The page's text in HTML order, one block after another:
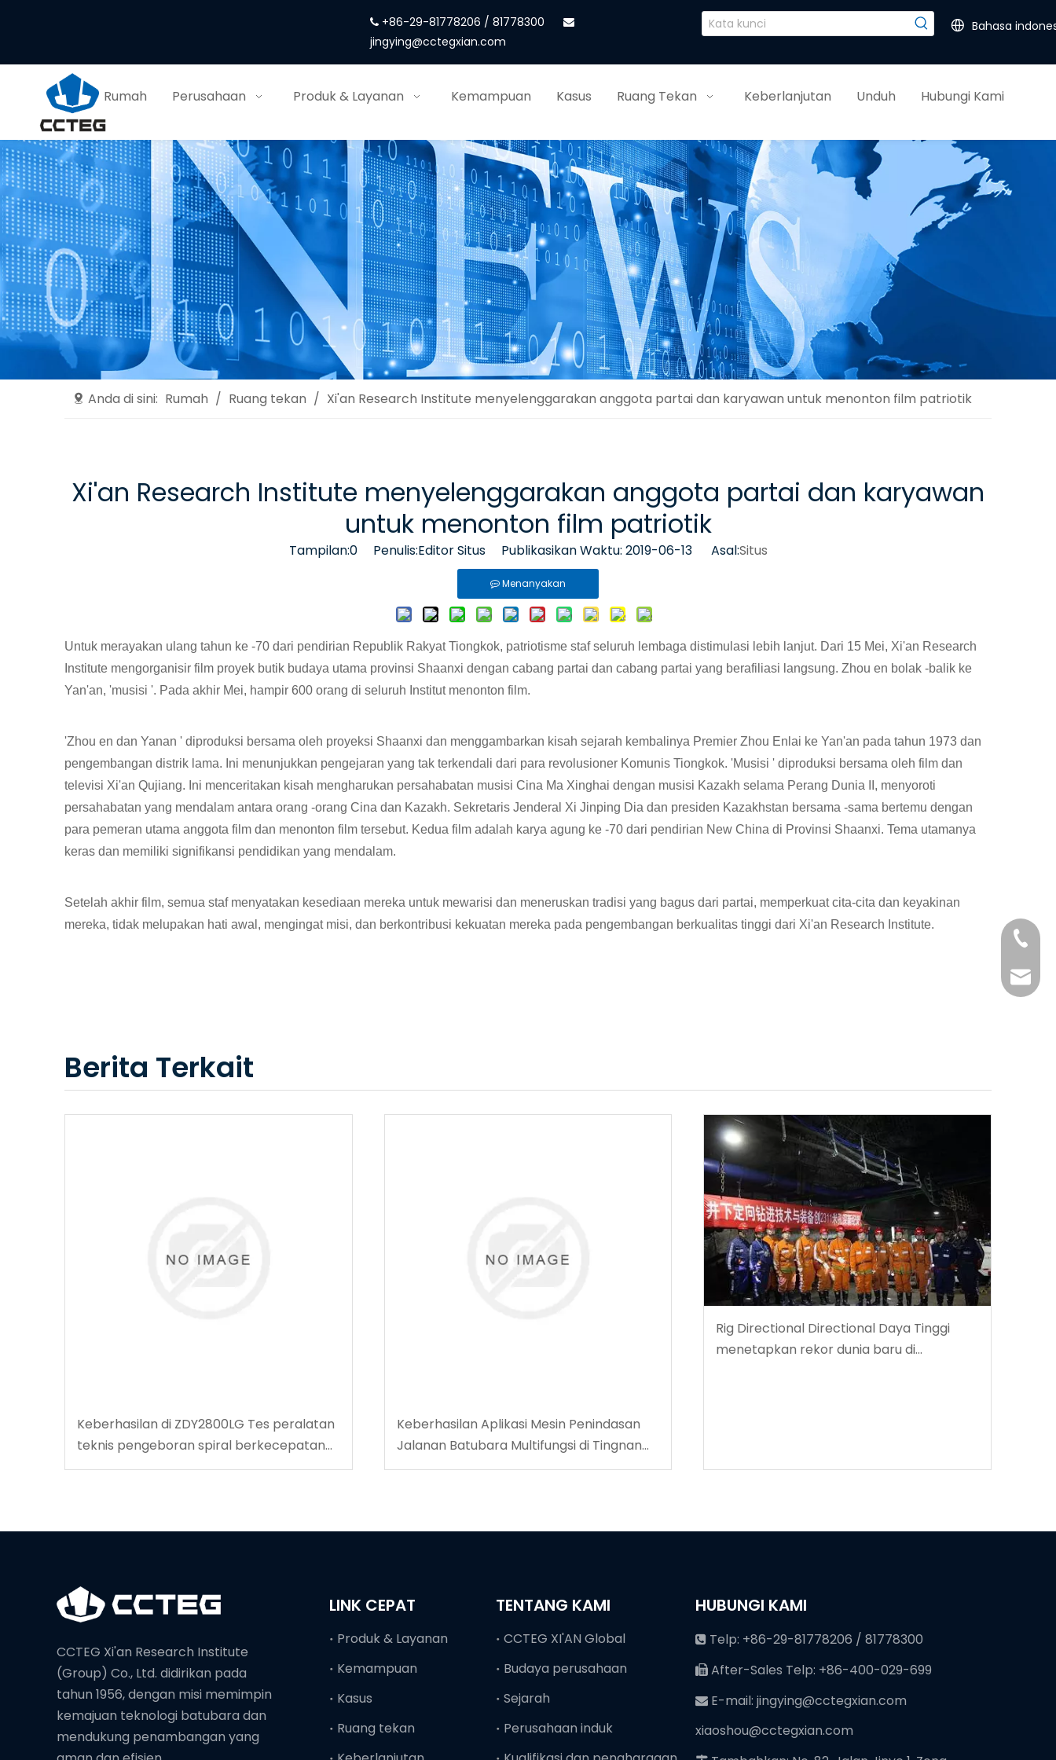
 +86-29-81778206 / 81778300
jingying@cctegxian.com
Bahasa
Rumah Perusahaan Produk & Layanan Kemampuan Kasus Ruang Tekan Keberlanjutan Unduh Hubungi Kami
Anda di sini: Rumah / Ruang tekan / Xi'an Research Institute menyelenggarakan anggota partai dan karyawan untuk menonton film patriotik
Xi'an Research Institute menyelenggarakan anggota partai dan karyawan
untuk menonton film patriotik
Tampilan:0Penulis:Editor Situs Publikasikan Waktu: 2019-06-13 Asal:Situs
Menanyakan
Untuk merayakan ulang tahun ke -70 dari pendirian Republik Rakyat Tiongkok, patriotisme staf seluruh lembaga distimulasi lebih lanjut. Dari 15 Mei, Xi'an Research
Institute mengorganisir film proyek butik budaya utama provinsi Shaanxi dengan cabang partai dan cabang partai yang berafiliasi langsung. Zhou en bolak -balik ke
Yan'an, 'musisi '. Pada akhir Mei, hampir 600 orang di seluruh Institut menonton film.
'Zhou en dan Yanan ' diproduksi bersama oleh proyeksi Shaanxi dan menggambarkan kisah sejarah kembalinya Premier Zhou Enlai ke Yan'an pada tahun 1973 dan
pengembangan distrik lama. Ini menunjukkan pengejaran yang tak terkendali dari para revolusioner Komunis Tiongkok. 'Musisi ' diproduksi bersama oleh film dan
televisi Xi'an Qujiang. Ini menceritakan kisah mengharukan persahabatan musisi Cina Ma Xinghai dengan musisi Kazakh selama Perang Dunia II, menyoroti
persahabatan yang mendalam antara orang -orang Cina dan Kazakh. Sekretaris Jenderal Xi Jinping Dia dan presiden Kazakhstan bersama -sama bertemu dengan
para pemeran utama anggota film dan menonton film tersebut. Kedua film adalah karya agung ke -70 dari pendirian New China di Provinsi Shaanxi. Tema utamanya
keras dan memiliki signifikansi pendidikan yang mendalam.
Setelah akhir film, semua staf menyatakan kesediaan mereka untuk mewarisi dan meneruskan tradisi yang bagus dari partai, memperkuat cita-cita dan keyakinan
mereka, tidak melupakan hati awal, mengingat misi, dan berkontribusi kekuatan mereka pada pengembangan berkualitas tinggi dari Xi'an Research Institute.
Berita Terkait
Keberhasilan di ZDY2800LG Tes peralatan
teknis pengeboran spiral berkecepatan
tinggi
Keberhasilan Aplikasi Mesin Penindasan
Jalanan Batubara Multifungsi di Tingnan
Coalmine
Rig Directional Directional Daya Tinggi
menetapkan rekor dunia baru di
CCTEG Xi'an Research Institute
(Group) Co., Ltd. didirikan pada
tahun 1956, dengan misi memimpin
kemajuan teknologi batubara dan
mendukung penambangan yang
LINK CEPAT
Produk & Layanan
Kemampuan
Kasus
Ruang tekan
TENTANG KAMI
CCTEG XI'AN Global
Budaya perusahaan
Sejarah
Perusahaan induk
+86-
+86-
HUBUNGI KAMI
 Telp: +86-29-81778206 / 81778300
 After-Sales Telp: +86-400-029-699
 E-mail:jingying@cctegxian.com
xiaoshou@cctegxian.com